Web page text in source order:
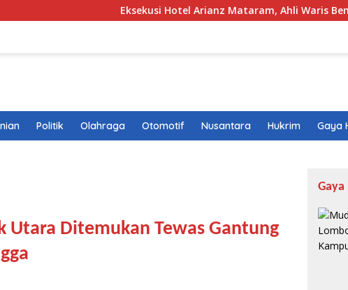
Eksekusi Hotel Arianz Mataram, Ahli Waris Bentangkan
Politik Olahraga Otomotif Nusantara Hukrim Gaya
Utara Ditemukan Tewas Gantung
Gaya